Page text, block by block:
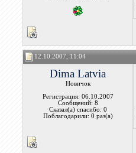
12.10.2007, 11:04
Dima Latvia
Новичок
Регистрация: 06.10.2007
Сообщений: 8
Сказал(а) спасибо: 0
Поблагодарили: 0 раз(а)